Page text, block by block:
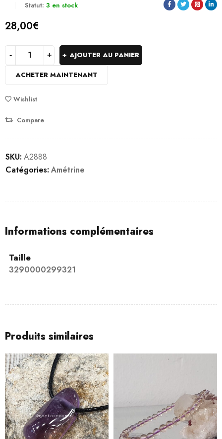
Statut: 3 en stock
28,00€
AJOUTER AU PANIER
ACHETER MAINTENANT
Wishlist
Compare
SKU: A2888
Catégories: Amétrine
Informations complémentaires
Taille
3290000299321
Produits similaires